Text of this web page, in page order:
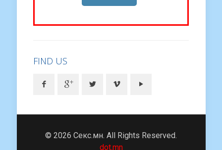
FIND US
© 2026 Секс.мн. All Rights Reserved.
dot.mn